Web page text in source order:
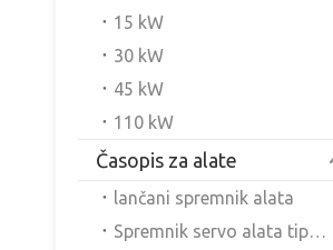
15 kW
30 kW
45 kW
110 kW
Časopis za alate
lančani spremnik alata
Spremnik servo alata tipa disk cilindra